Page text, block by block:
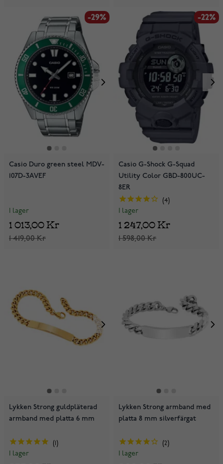
-29%
Casio Duro green steel MDV-
107D-3AVEF
I lager
1 419,00 Kr
1 013,00 Kr
-22%
Casio G-Shock G-Squad
Utility Color GBD-800UC-
8ER
4
I lager
1 598,00 Kr
1 247,00 Kr
Lykken Strong guldpläterad
armband med platta 6 mm
I lager
Lykken Strong armband med
platta 8 mm silverfärgat
2
I lager